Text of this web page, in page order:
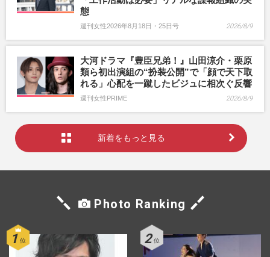
態
週刊女性2026年8月18日・25日号 2026/8/9
大河ドラマ『豊臣兄弟！』山田涼介・栗原
類ら初出演組の“扮装公開”で「顔で天下取
れる」心配を一蹴したビジュに相次ぐ反響
週刊女性PRIME 2026/8/9
新着をもっと見る
Photo Ranking